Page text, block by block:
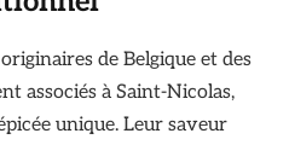
de Belgique et des
associés à Saint-Nicolas,
unique. Leur saveur